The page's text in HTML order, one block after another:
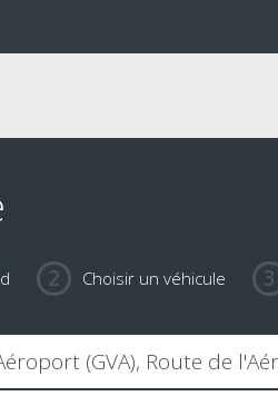
Choisir un véhicule